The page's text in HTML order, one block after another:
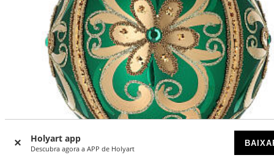
Holyart app
Descubra agora a APP de Holyart
-42%